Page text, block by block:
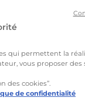
qui permettent la
vous proposer des
des cookies”.
de confidentialité